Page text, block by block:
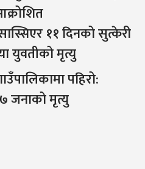
११ दिनको सुत्केरी
युवतीको मृत्यु
पहिरो:
जनाको मृत्यु